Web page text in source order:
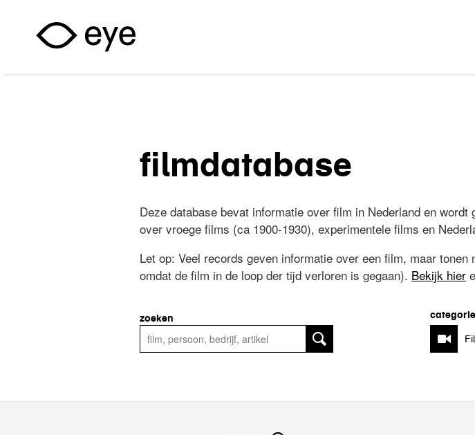
filmdatabase
Deze database bevat informatie over film in Nederland en
over vroege films (ca 1900-1930), experimentele films en
Let op: Veel records geven informatie over een film, maar
omdat de film in de loop der tijd verloren is gegaan). Bekijk hier
categorie
zoeken